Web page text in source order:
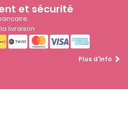
et sécurité
livraison
Plus d'info